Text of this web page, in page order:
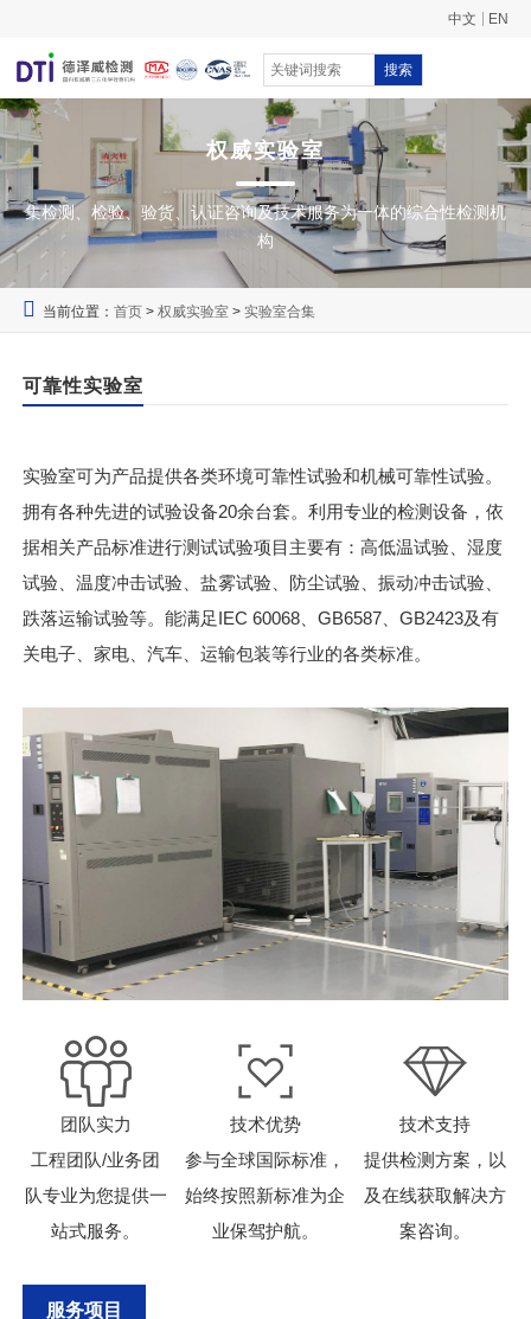
中文 EN
搜索
权威实验室
集检测、检验、验货、认证咨询及技术服务为一体的综合性检测机
构
当前位置：首页 >权威实验室 >实验室合集
可靠性实验室
实验室可为产品提供各类环境可靠性试验和机械可靠性试验。
拥有各种先进的试验设备20余台套。利用专业的检测设备，依
据相关产品标准进行测试试验项目主要有：高低温试验、湿度
试验、温度冲击试验、盐雾试验、防尘试验、振动冲击试验、
跌落运输试验等。能满足IEC 60068、GB6587、GB2423及有
关电子、家电、汽车、运输包装等行业的各类标准。
团队实力 技术优势
技术支持
工程团队/业务团
队专业为您提供一
站式服务。
参与全球国际标准，
始终按照新标准为企
业保驾护航。
提供检测方案，以
及在线获取解决方
案咨询。
服务项目